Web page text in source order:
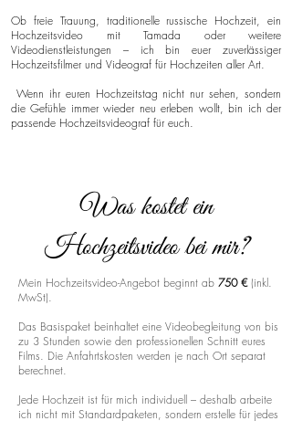
Ob freie Trauung, traditionelle russische Hochzeit, ein
Hochzeitsvideo mit Tamada oder weitere
Videodienstleistungen – ich bin euer zuverlässiger
Hochzeitsfilmer und Videograf für Hochzeiten aller Art.
Wenn ihr euren Hochzeitstag nicht nur sehen, sondern
die Gefühle immer wieder neu erleben wollt, bin ich der
passende Hochzeitsvideograf für euch.
Was kostet ein
Hochzeitsvideo bei mir?
Mein Hochzeitsvideo-Angebot beginnt ab 750 € (inkl.
MwSt).
Das Basispaket beinhaltet eine Videobegleitung von bis
zu 3 Stunden sowie den professionellen Schnitt eures
Films. Die Anfahrtskosten werden je nach Ort separat
berechnet.
Jede Hochzeit ist für mich individuell – deshalb arbeite
ich nicht mit Standardpaketen, sondern erstelle für jedes